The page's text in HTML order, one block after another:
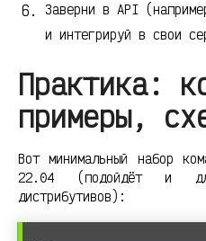
Заверни в API
и интегрируй в свои
Практика:
примеры,
Вот минимальный набор
22.04 (подойдёт и
дистрибутивов):